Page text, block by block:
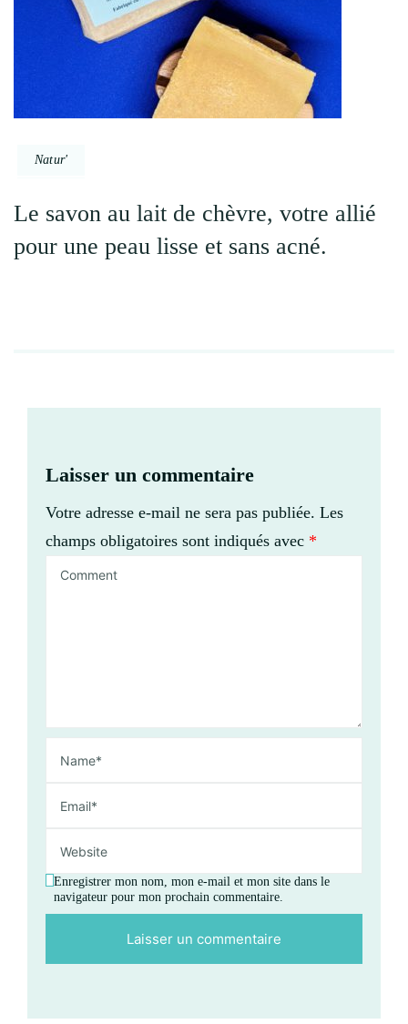
Natur'
Le savon au lait de chèvre, votre allié
pour une peau lisse et sans acné.
Laisser un commentaire
Votre adresse e-mail ne sera pas publiée. Les
champs obligatoires sont indiqués avec *
Enregistrer mon nom, mon e-mail et mon site dans le
navigateur pour mon prochain commentaire.